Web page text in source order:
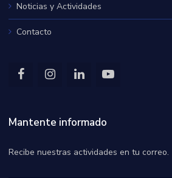
Noticias y Actividades
Contacto
Mantente informado
Recibe nuestras actividades en tu correo.